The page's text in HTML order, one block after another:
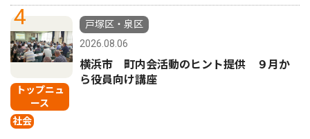
4
トップニュ
ース
社会
戸塚区・泉区
2026.08.06
横浜市 町内会活動のヒント提供 ９月か
ら役員向け講座